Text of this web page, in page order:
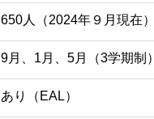
650人（2024年９月現在）
9月、1月、5月（3学期制）
あり（EAL）